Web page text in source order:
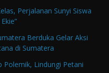
Perjalanan Sunyi Siswa
Berduka Gelar Aksi
di Sumatera
Polemik, Lindungi Petani